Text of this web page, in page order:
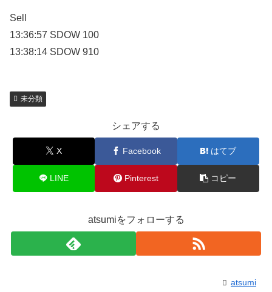
Sell
13:36:57 SDOW 100
13:38:14 SDOW 910
未分類
シェアする
X Facebook はてブ
LINE Pinterest コピー
atsumiをフォローする
atsumi